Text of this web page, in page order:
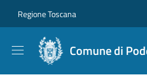
Regione Toscana
Comune di